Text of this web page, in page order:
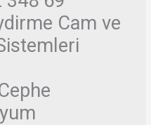
Cam ve